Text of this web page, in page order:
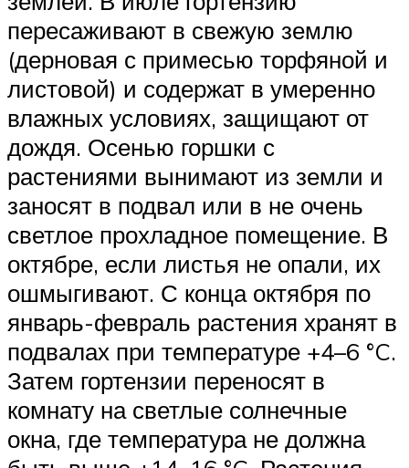
пересаживают в свежую землю
(дерновая с примесью торфяной и
листовой) и содержат в умеренно
влажных условиях, защищают от
дождя. Осенью горшки с
растениями вынимают из земли и
заносят в подвал или в не очень
светлое прохладное помещение. В
октябре, если листья не опали, их
ошмыгивают. С конца октября по
январь-февраль растения хранят в
подвалах при температуре +4–6 °C.
Затем гортензии переносят в
комнату на светлые солнечные
окна, где температура не должна